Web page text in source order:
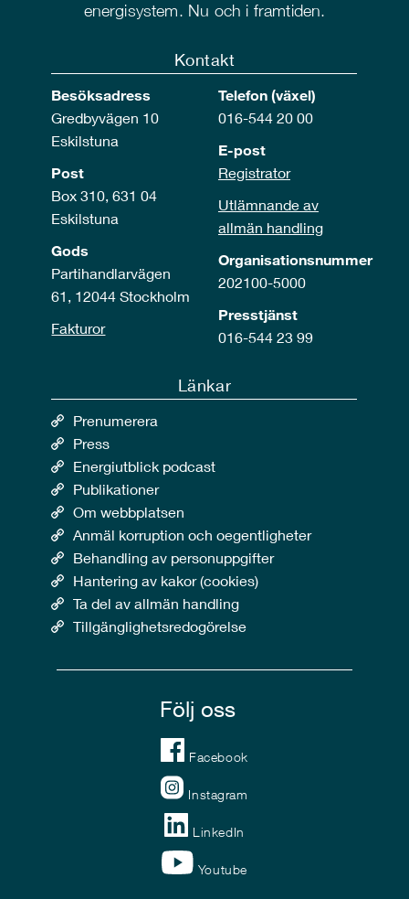
energisystem. Nu och i framtiden.
Kontakt
Besöksadress
Gredbyvägen 10
Eskilstuna
Post
Box 310, 631 04
Eskilstuna
Gods
Partihandlarvägen
61, 12044 Stockholm
Fakturor
Telefon (växel)
016-544 20 00
E-post
Registrator
Utlämnande av
allmän handling
Organisationsnummer
202100-5000
Presstjänst
016-544 23 99
Länkar
Prenumerera
Press
Energiutblick podcast
Publikationer
Om webbplatsen
Anmäl korruption och oegentligheter
Behandling av personuppgifter
Hantering av kakor (cookies)
Ta del av allmän handling
Tillgänglighetsredogörelse
Följ oss
Facebook
Instagram
LinkedIn
Youtube